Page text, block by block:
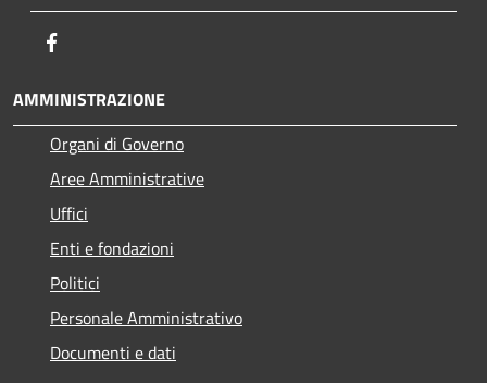
AMMINISTRAZIONE
Organi di Governo
Aree Amministrative
Uffici
Enti e fondazioni
Politici
Personale Amministrativo
Documenti e dati